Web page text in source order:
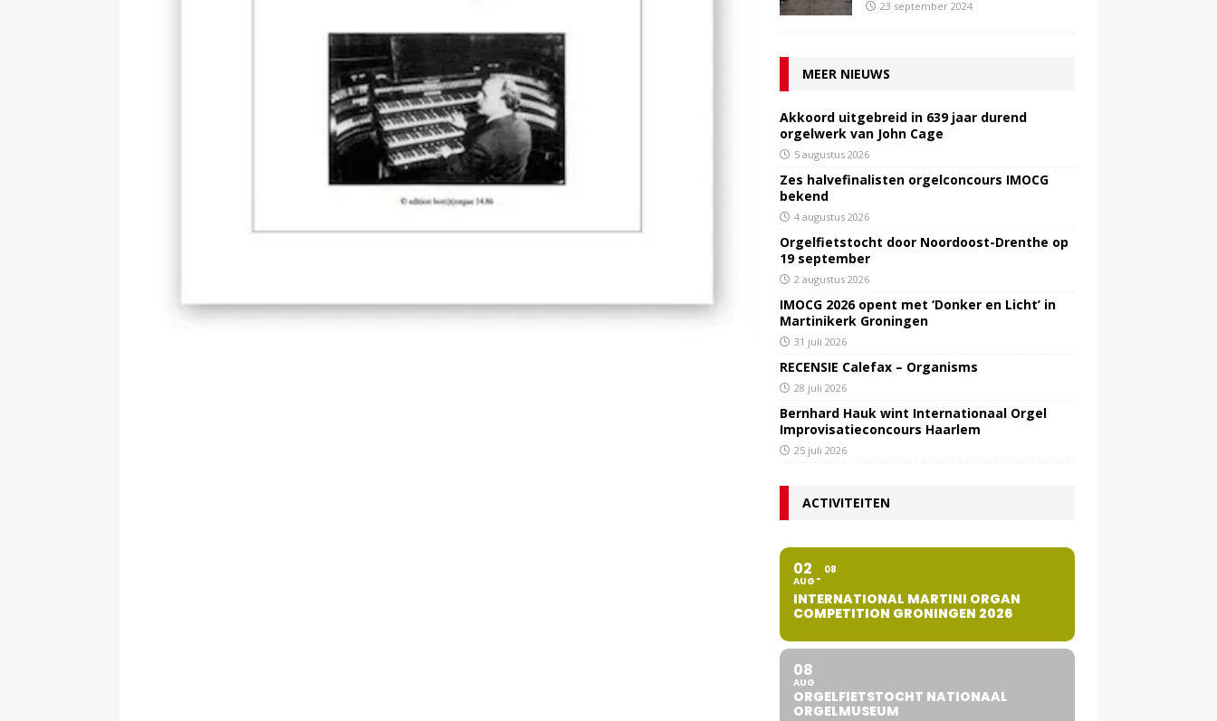
23 september 2024
MEER NIEUWS
Akkoord uitgebreid in 639 jaar durend
orgelwerk van John Cage
5 augustus 2026
Zes halvefinalisten orgelconcours IMOCG
bekend
4 augustus 2026
Orgelfietstocht door Noordoost-Drenthe op
19 september
2 augustus 2026
IMOCG 2026 opent met ‘Donker en Licht’ in
Martinikerk Groningen
31 juli 2026
RECENSIE Calefax – Organisms
28 juli 2026
Bernhard Hauk wint Internationaal Orgel
Improvisatieconcours Haarlem
25 juli 2026
ACTIVITEITEN
02
AUG
08
INTERNATIONAL MARTINI ORGAN
COMPETITION GRONINGEN 2026
08
AUG
ORGELFIETSTOCHT NATIONAAL
ORGELMUSEUM